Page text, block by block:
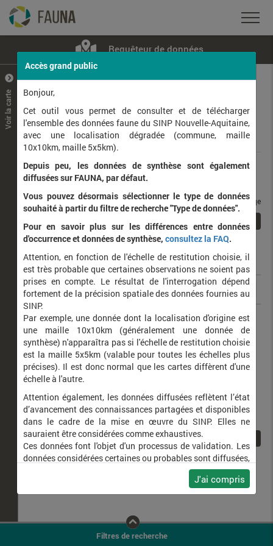
Requêteur de données
+
–
Voir la carte
Données
Rang taxonomique :
Affichage de1à 1sur1
taxons / page
Nom latin Nom vernaculaire
Cacyreus marshalli Brun du pélargonium (Le)
Filtres de recherche
Accès grand public
Bonjour,
Cet outil vous permet de consulter et de télécharger
l'ensemble des données faune du SINP Nouvelle-Aquitaine,
avec une localisation dégradée (commune, maille
10x10km, maille 5x5km).
Depuis peu, les données de synthèse sont également
diffusées sur FAUNA, par défaut.
Vous pouvez désormais sélectionner le type de données
souhaité à partir du filtre de recherche "Type de données".
Pour en savoir plus sur les différences entre données
d'occurrence et données de synthèse, consultez la FAQ.
Attention, en fonction de l'échelle de restitution choisie, il
est très probable que certaines observations ne soient pas
prises en compte. Le résultat de l'interrogation dépend
fortement de la précision spatiale des données fournies au
SINP.
Par exemple, une donnée dont la localisation d'origine est
une maille 10x10km (généralement une donnée de
synthèse) n'apparaîtra pas si l'échelle de restitution choisie
est la maille 5x5km (valable pour toutes les échelles plus
précises). Il est donc normal que les cartes diffèrent d'une
échelle à l'autre.
Attention également, les données diffusées reflètent l’état
d’avancement des connaissances partagées et disponibles
dans le cadre de la mise en œuvre du SINP. Elles ne
sauraient être considérées comme exhaustives.
Ces données font l'objet d'un processus de validation. Les
données considérées certaines ou probables sont diffusées,
ainsi que celles pour lesquelles la méthode n'est pas
J'ai compris